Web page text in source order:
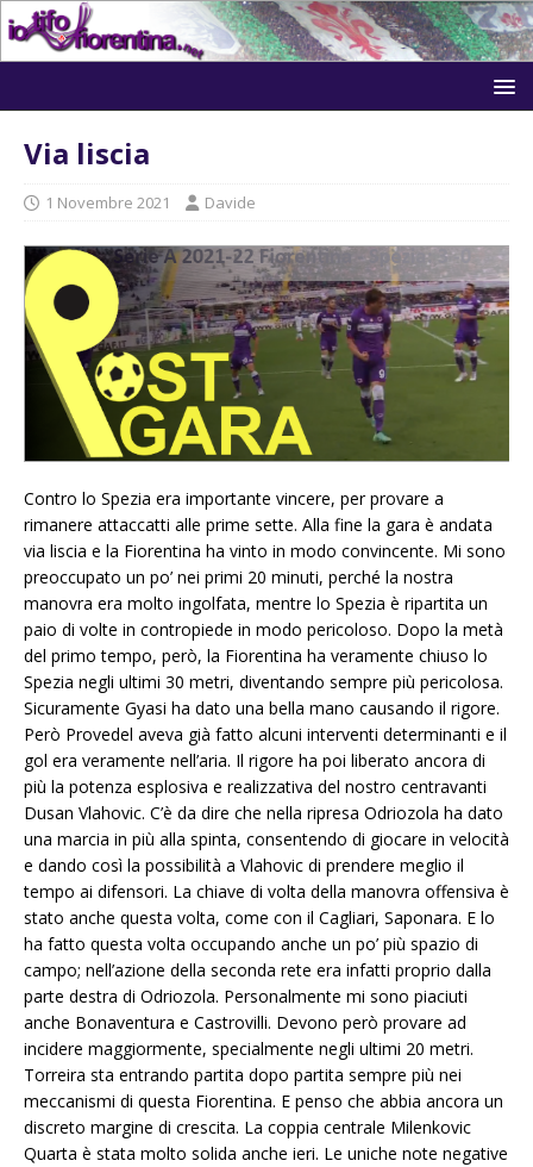
Via liscia
1 Novembre 2021 Davide
Contro lo Spezia era importante vincere, per provare a
rimanere attaccatti alle prime sette. Alla fine la gara è andata
via liscia e la Fiorentina ha vinto in modo convincente. Mi sono
preoccupato un po’ nei primi 20 minuti, perché la nostra
manovra era molto ingolfata, mentre lo Spezia è ripartita un
paio di volte in contropiede in modo pericoloso. Dopo la metà
del primo tempo, però, la Fiorentina ha veramente chiuso lo
Spezia negli ultimi 30 metri, diventando sempre più pericolosa.
Sicuramente Gyasi ha dato una bella mano causando il rigore.
Però Provedel aveva già fatto alcuni interventi determinanti e il
gol era veramente nell’aria. Il rigore ha poi liberato ancora di
più la potenza esplosiva e realizzativa del nostro centravanti
Dusan Vlahovic. C’è da dire che nella ripresa Odriozola ha dato
una marcia in più alla spinta, consentendo di giocare in velocità
e dando così la possibilità a Vlahovic di prendere meglio il
tempo ai difensori. La chiave di volta della manovra offensiva è
stato anche questa volta, come con il Cagliari, Saponara. E lo
ha fatto questa volta occupando anche un po’ più spazio di
campo; nell’azione della seconda rete era infatti proprio dalla
parte destra di Odriozola. Personalmente mi sono piaciuti
anche Bonaventura e Castrovilli. Devono però provare ad
incidere maggiormente, specialmente negli ultimi 20 metri.
Torreira sta entrando partita dopo partita sempre più nei
meccanismi di questa Fiorentina. E penso che abbia ancora un
discreto margine di crescita. La coppia centrale Milenkovic
Quarta è stata molto solida anche ieri. Le uniche note negative